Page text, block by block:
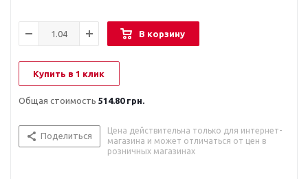
В корзину
Купить в 1 клик
Общая стоимость 514.80 грн.
Поделиться
Цена действительна только для интернет-
магазина и может отличаться от цен в
розничных магазинах